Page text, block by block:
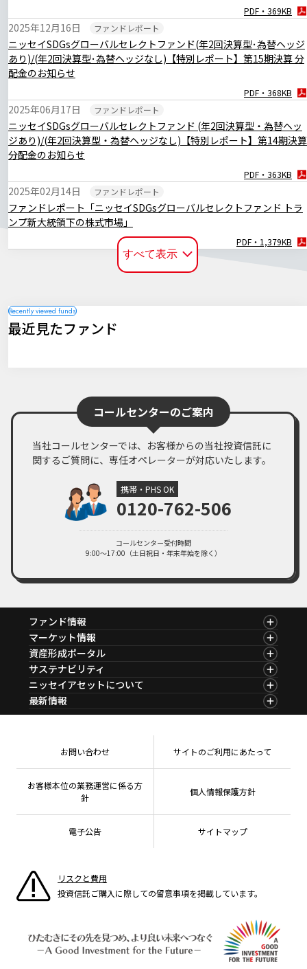
臨時レポート「日銀10月 金融政策の現状維持を決定」
PDF・269KB
臨時レポート「9月FOMC 約4年半ぶりとなる利下げを決定」
2024年09月19日 マーケットレポート
PDF・260KB
臨時レポート「米国の景気減速懸念から金融市場は不安定な展開に」
2024年08月06日 マーケットレポート
PDF・254KB
PDF・369KB
ニッセイSDGsグローバルセレクトファンド(年2回決算型･為替ヘッジ
あり)/(年2回決算型･為替ヘッジなし)【特別レポート】第15期決算 分
配金のお知らせ
2025年12月16日 ファンドレポート
PDF・368KB
ニッセイSDGsグローバルセレクトファンド (年2回決算型・為替ヘッ
ジあり)/(年2回決算型・為替ヘッジなし)【特別レポート】第14期決算
分配金のお知らせ
2025年06月17日 ファンドレポート
PDF・363KB
ファンドレポート「ニッセイSDGsグローバルセレクトファンド トラ
ンプ新大統領下の株式市場」
2025年02月14日 ファンドレポート
PDF・1,379KB
ニッセイSDGsグローバルセレクトファンド (年2回決算型・為替ヘッ
分配金のお知らせ
ファンドレポート
2024年12月09日
ファンドレポート「ニッセイSDGsグローバルセレクトファンド 米大
統領選による投資環境の変化」
2024年11月14日 ファンドレポート
PDF・984KB
ファンドレポート「ニッセイSDGsグローバルセレクトファンド 投資
環境とSDGs関連銘柄の魅力」
ファンドレポート「ニッセイSDGsグローバルセレクトファンド 「年
2回決算型」決算のお知らせと今後の見通し・運用方針」
ファンドレポート
ファンドレポート「ニッセイSDGsグローバルセレクトファンド 設定
来の運用状況と投資環境、SDGs関連銘柄の魅力」
2024年05月21日 ファンドレポート
PDF・739KB
すべて表示
最近見たファンド
コールセンターのご案内
当社コールセンターでは、お客様からの当社投資信託に
関するご質問に、専任オペレーターが対応いたします。
携帯・PHS OK
0120-762-506
コールセンター受付時間
9:00～17:00（土日祝日・年末年始を除く）
ファンド情報
ファンド情報TOP
基準価額一覧
ファンド検索
ファンド比較
決算カレンダー
海外休日カレンダー
投資信託新商品のご案内
ちょこっと3分！ファンドシアター
有価証券届出書の効力の発生の有無について
こだわりのインデックスファンド 購入・換金手数料
なしシリーズ
確定拠出年金について
マーケット情報
マーケット情報TOP
マーケット指数
マーケットレポート
コラム
ファンドレポート
資産形成ポータル
資産形成ポータルTOP
資産形成サービス
Nダイレクト
資産形成サポート
NAMシティ
お問い合わせ
よくあるご質問
サステナビリティ
サステナビリティTOP
サステナビリティ経営
サステナブル投資
ニッセイアセットについて
ニッセイアセットについてTOP
会社情報
方針・その他開示情報
公式キャラクターのご紹介
最新情報
マーケットニュース
メディアお問い合わせ サイトのご利用にあたって
お客様本位の業務運営に係る方
針
個人情報保護方針
電子公告 サイトマップ
リスクと費用
投資信託ご購入に際しての留意事項を掲載しています。